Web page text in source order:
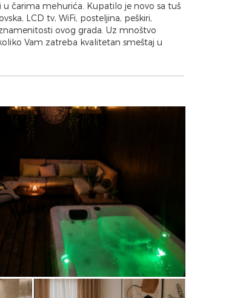
čarima mehurića. Kupatilo je novo sa tuš
LCD tv, WiFi, posteljina, peškiri,
ovog grada. Uz mnoštvo
Vam zatreba kvalitetan smeštaj u